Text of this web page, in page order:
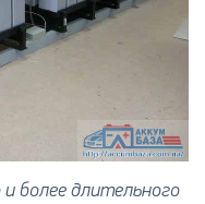
более длительного